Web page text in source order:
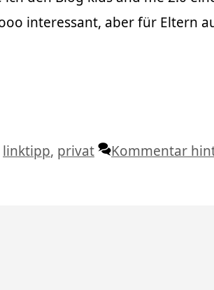
interessant, aber für Eltern
linktipp, privat Kommentar